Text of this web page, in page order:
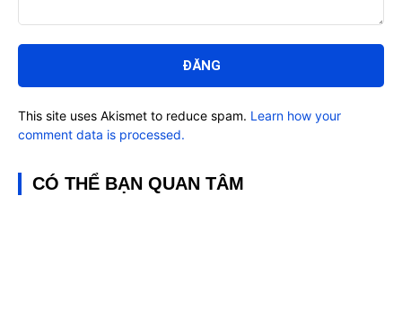
luận:
This site uses Akismet to reduce spam. Learn how your
comment data is processed.
CÓ THỂ BẠN QUAN TÂM